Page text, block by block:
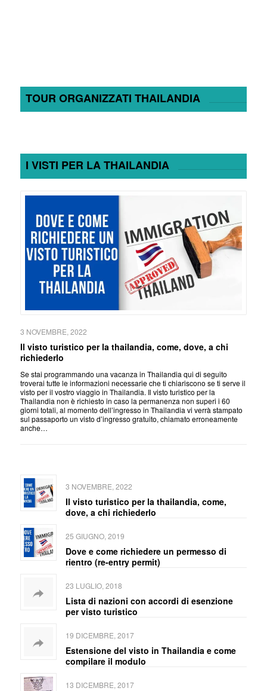
TOUR ORGANIZZATI THAILANDIA
I VISTI PER LA THAILANDIA
3 NOVEMBRE, 2022
Il visto turistico per la thailandia, come, dove, a chi
richiederlo
Se stai programmando una vacanza in Thailandia qui di seguito
troverai tutte le informazioni necessarie che ti chiariscono se ti serve il
visto per il vostro viaggio in Thailandia. Il visto turistico per la
Thailandia non è richiesto in caso la permanenza non superi i 60
giorni totali, al momento dell’ingresso in Thailandia vi verrà stampato
sul passaporto un visto d’ingresso gratuito, chiamato erroneamente
anche…
3 NOVEMBRE, 2022
Il visto turistico per la thailandia, come,
dove, a chi richiederlo
25 GIUGNO, 2019
Dove e come richiedere un permesso di
rientro (re-entry permit)
23 LUGLIO, 2018
Lista di nazioni con accordi di esenzione
per visto turistico
19 DICEMBRE, 2017
Estensione del visto in Thailandia e come
compilare il modulo
13 DICEMBRE, 2017